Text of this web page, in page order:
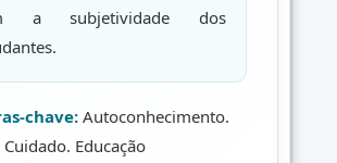
a subjetividade dos
chave:Autoconhecimento.
Educação